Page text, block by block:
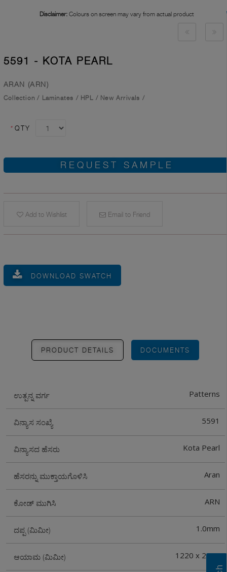
Disclaimer: Colours on screen may vary from actual product
5591 - KOTA PEARL
ARAN (ARN)
Collection / Laminates / HPL / New Arrivals /
* QTY
REQUEST SAMPLE
Add to Wishlist Email to Friend
DOWNLOAD SWATCH
PRODUCT DETAILS DOCUMENTS
ಉತ್ಪನ್ನ ವರ್ಗ Patterns
ವಿನ್ಯಾಸ ಸಂಖ್ಯೆ 5591
ವಿನ್ಯಾಸದ ಹೆಸರು Kota Pearl
ಹೆಸರನ್ನು ಮುಕ್ತಾಯಗೊಳಿಸಿ Aran
ಕೋಡ್ ಮುಗಿಸಿ ARN
ದಪ್ಪ (ಮಿಮೀ) 1.0mm
ಆಯಾಮ (ಮಿಮೀ) 1220 x 2440